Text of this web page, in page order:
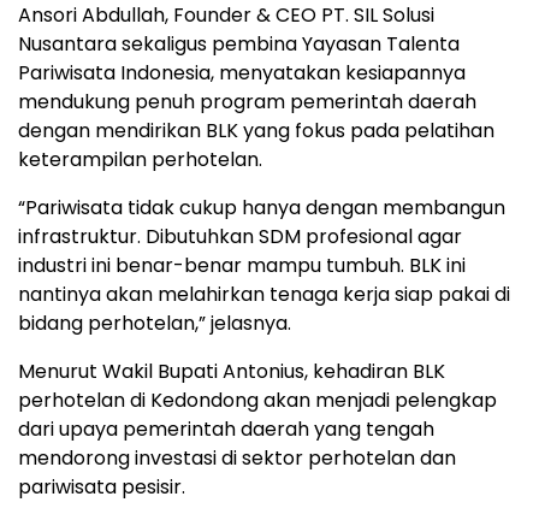
Ansori Abdullah, Founder & CEO PT. SIL Solusi
Nusantara sekaligus pembina Yayasan Talenta
Pariwisata Indonesia, menyatakan kesiapannya
mendukung penuh program pemerintah daerah
dengan mendirikan BLK yang fokus pada pelatihan
keterampilan perhotelan.
“Pariwisata tidak cukup hanya dengan membangun
infrastruktur. Dibutuhkan SDM profesional agar
industri ini benar-benar mampu tumbuh. BLK ini
nantinya akan melahirkan tenaga kerja siap pakai di
bidang perhotelan,” jelasnya.
Menurut Wakil Bupati Antonius, kehadiran BLK
perhotelan di Kedondong akan menjadi pelengkap
dari upaya pemerintah daerah yang tengah
mendorong investasi di sektor perhotelan dan
pariwisata pesisir.